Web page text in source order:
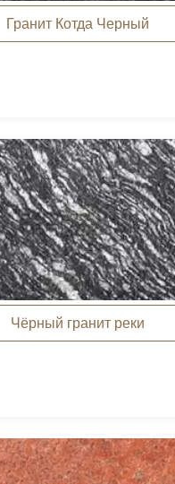
Гранит Котда Черный
Чёрный гранит реки